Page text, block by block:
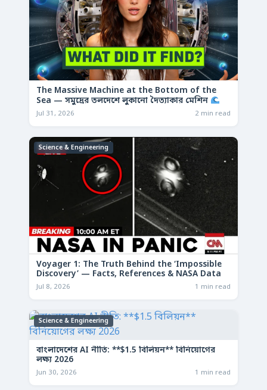
The Massive Machine at the Bottom of the
Sea — সমুদ্রের তলদেশে লুকানো দৈত্যাকার মেশিন
Jul 31, 2026 2 min read
Science & Engineering
Voyager 1: The Truth Behind the ‘Impossible
Discovery’ — Facts, References & NASA Data
Jul 8, 2026 1 min read
Science & Engineering
বাংলাদেশের AI নীতি: **$1.5 বিলিয়ন** বিনিয়োগের
লক্ষ্য 2026
Jun 30, 2026 1 min read